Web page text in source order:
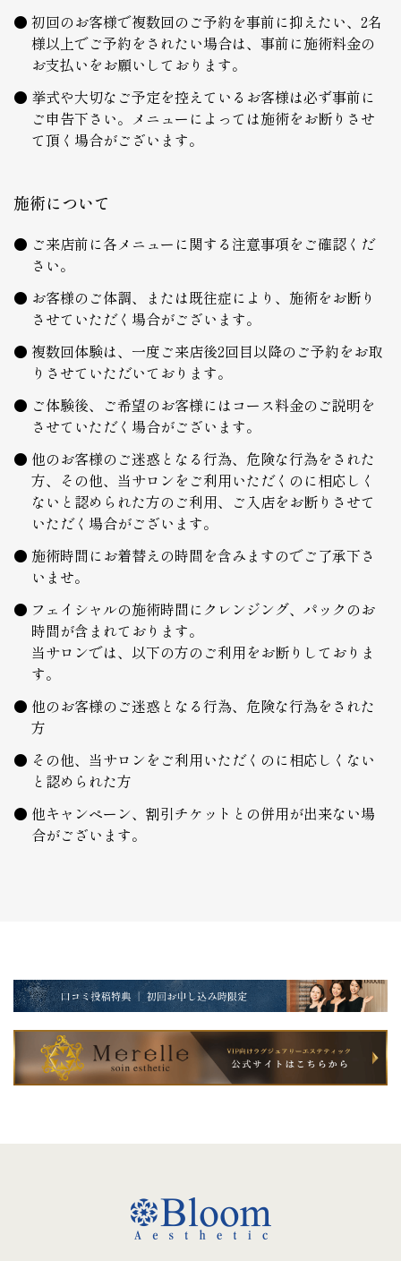
初回のお客様で複数回のご予約を事前に抑えたい、2名
様以上でご予約をされたい場合は、事前に施術料金の
お支払いをお願いしております。
挙式や大切なご予定を控えているお客様は必ず事前に
ご申告下さい。メニューによっては施術をお断りさせ
て頂く場合がございます。
施術について
ご来店前に各メニューに関する注意事項をご確認くだ
さい。
お客様のご体調、または既往症により、施術をお断り
させていただく場合がございます。
複数回体験は、一度ご来店後2回目以降のご予約をお取
りさせていただいております。
ご体験後、ご希望のお客様にはコース料金のご説明を
させていただく場合がございます。
他のお客様のご迷惑となる行為、危険な行為をされた
方、その他、当サロンをご利用いただくのに相応しく
ないと認められた方のご利用、ご入店をお断りさせて
いただく場合がございます。
施術時間にお着替えの時間を含みますのでご了承下さ
いませ。
フェイシャルの施術時間にクレンジング、パックのお
時間が含まれております。
当サロンでは、以下の方のご利用をお断りしておりま
す。
他のお客様のご迷惑となる行為、危険な行為をされた
方
その他、当サロンをご利用いただくのに相応しくない
と認められた方
他キャンペーン、割引チケットとの併用が出来ない場
合がございます。